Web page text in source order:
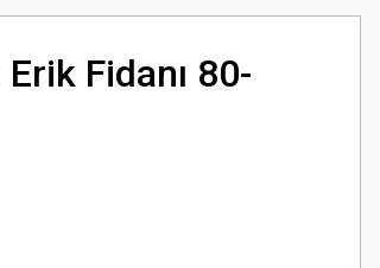
Fidanı 80-